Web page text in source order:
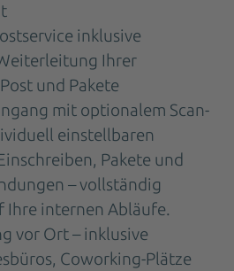
inklusive
Ihrer
und Pakete
mit optionalem Scan-
einstellbaren
Pakete und
– vollständig
Ihre internen Abläufe.
vor Ort – inklusive
Coworking-Plätze